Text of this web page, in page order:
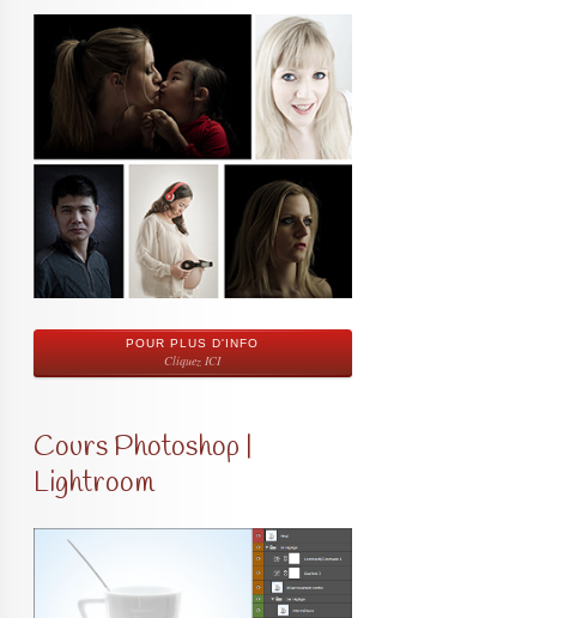
POUR PLUS D'INFO
Cliquez ICI
Cours Photoshop |
Lightroom